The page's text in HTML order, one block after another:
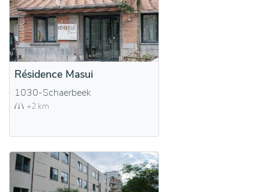
Résidence Masui
1030-Schaerbeek
+2 km